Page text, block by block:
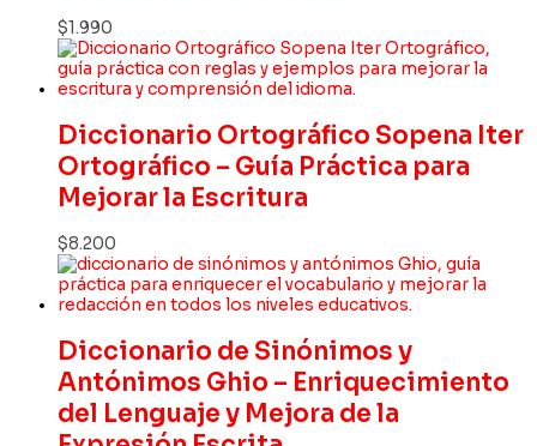
$1.990
Diccionario Ortográfico Sopena Iter
Ortográfico – Guía Práctica para
Mejorar la Escritura
$8.200
Diccionario de Sinónimos y
Antónimos Ghio – Enriquecimiento
del Lenguaje y Mejora de la